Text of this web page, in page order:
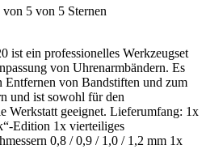
5 von 5 Sternen
ist ein professionelles Werkzeugset
von Uhrenarmbändern. Es
Entfernen von Bandstiften und zum
und ist sowohl für den
Werkstatt geeignet. Lieferumfang: 1x
Edition 1x vierteiliges
0,8 / 0,9 / 1,0 / 1,2 mm 1x